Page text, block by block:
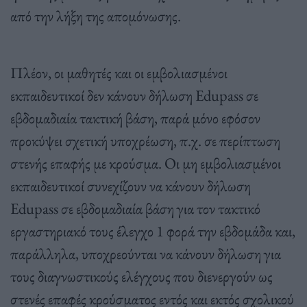
από την λήξη της απομόνωσης.
Πλέον, οι μαθητές και οι εμβολιασμένοι
εκπαιδευτικοί δεν κάνουν δήλωση Edupass σε
εβδομαδιαία τακτική βάση, παρά μόνο εφόσον
προκύψει σχετική υποχρέωση, π.χ. σε περίπτωση
στενής επαφής με κρούσμα. Οι μη εμβολιασμένοι
εκπαιδευτικοί συνεχίζουν να κάνουν δήλωση
Edupass σε εβδομαδιαία βάση για τον τακτικό
εργαστηριακό τους έλεγχο 1 φορά την εβδομάδα και,
παράλληλα, υποχρεούνται να κάνουν δήλωση για
τους διαγνωστικούς ελέγχους που διενεργούν ως
στενές επαφές κρούσματος εντός και εκτός σχολικού